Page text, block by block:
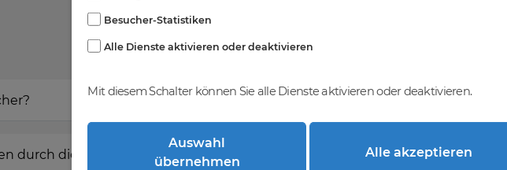
durch die Registrierung bei DomainCatcher?
Besucher-Statistiken
Alle Dienste aktivieren oder deaktivieren
Mit diesem Schalter können Sie alle Dienste aktivieren oder deaktivieren.
Auswahl
übernehmen
Alle akzeptieren